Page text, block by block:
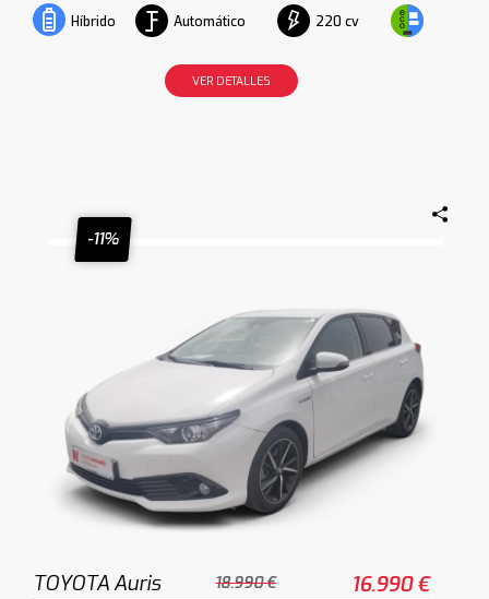
Híbrido Automático 220 cv
VER DETALLES
-11%
TOYOTA Auris 18.990 € 16.990 €